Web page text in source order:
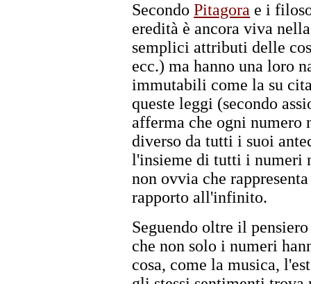
Secondo Pitagora e i
eredità è ancora viva
semplici attributi delle
ecc.) ma hanno una loro
immutabili come la su
queste leggi (secondo
afferma che ogni numero
diverso da tutti i suoi
l'insieme di tutti i numeri
non ovvia che
rapporto all'infinito.
Seguendo oltre il
che non solo i numeri
cosa, come la musica,